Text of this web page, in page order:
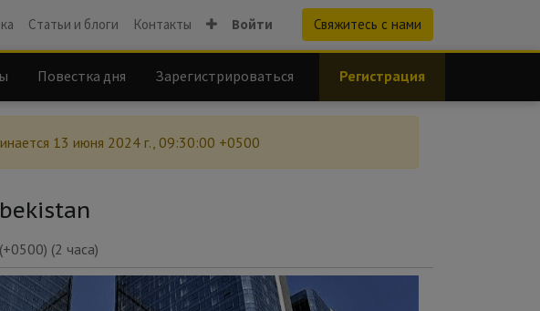
Статьи и блоги Контакты Войти Свяжитесь с нами
Повестка дня Зарегистрироваться Регистрация
13 июня 2024 г., 09:30:00 +0500
(+0500) (2 часа)